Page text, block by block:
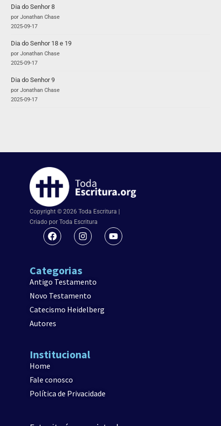
Dia do Senhor 8
por Jonathan Chase
2025-09-17
Dia do Senhor 18 e 19
por Jonathan Chase
2025-09-17
Dia do Senhor 9
por Jonathan Chase
2025-09-17
Copyright © 2026 Toda Escritura |
Criado por Toda Escritura
Categorias
Antigo Testamento
Novo Testamento
Catecismo Heidelberg
Autores
Institucional
Home
Fale conosco
Política de Privacidade